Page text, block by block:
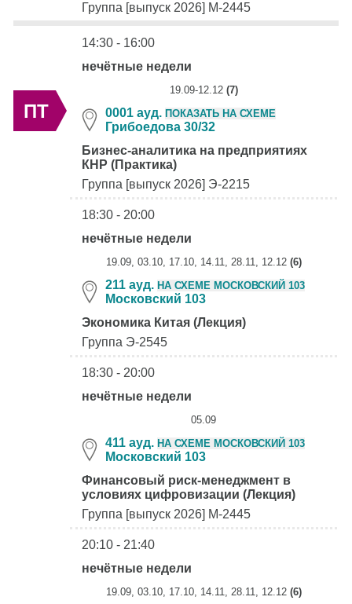
Группа [выпуск 2026] М-2445
ПТ
14:30 - 16:00
нечётные недели
19.09-12.12 (7)
0001 ауд. ПОКАЗАТЬ НА СХЕМЕ
Грибоедова 30/32
Бизнес-аналитика на предприятиях
КНР (Практика)
Группа [выпуск 2026] Э-2215
18:30 - 20:00
нечётные недели
19.09, 03.10, 17.10, 14.11, 28.11, 12.12 (6)
211 ауд. НА СХЕМЕ МОСКОВСКИЙ 103
Московский 103
Экономика Китая (Лекция)
Группа Э-2545
18:30 - 20:00
нечётные недели
05.09
411 ауд. НА СХЕМЕ МОСКОВСКИЙ 103
Московский 103
Финансовый риск-менеджмент в
условиях цифровизации (Лекция)
Группа [выпуск 2026] М-2445
20:10 - 21:40
нечётные недели
19.09, 03.10, 17.10, 14.11, 28.11, 12.12 (6)